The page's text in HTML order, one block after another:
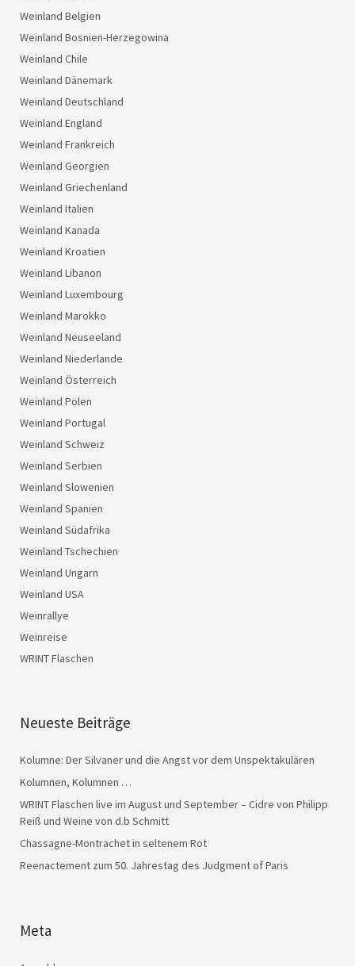
Weinland Belgien
Weinland Bosnien-Herzegowina
Weinland Chile
Weinland Dänemark
Weinland Deutschland
Weinland England
Weinland Frankreich
Weinland Georgien
Weinland Griechenland
Weinland Italien
Weinland Kanada
Weinland Kroatien
Weinland Libanon
Weinland Luxembourg
Weinland Marokko
Weinland Neuseeland
Weinland Niederlande
Weinland Österreich
Weinland Polen
Weinland Portugal
Weinland Schweiz
Weinland Serbien
Weinland Slowenien
Weinland Spanien
Weinland Südafrika
Weinland Tschechien
Weinland Ungarn
Weinland USA
Weinrallye
Weinreise
WRINT Flaschen
Neueste Beiträge
Kolumne: Der Silvaner und die Angst vor dem Unspektakulären
Kolumnen, Kolumnen …
WRINT Flaschen live im August und September – Cidre von Philipp
Reiß und Weine von d.b Schmitt
Chassagne-Montrachet in seltenem Rot
Reenactement zum 50. Jahrestag des Judgment of Paris
Meta